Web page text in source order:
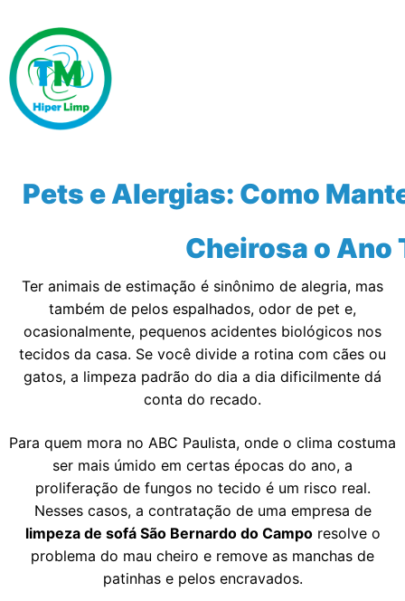
Pets e Alergias: Como
Cheirosa o Ano
Ter animais de estimação é sinônimo de alegria, mas
também de pelos espalhados, odor de pet e,
ocasionalmente, pequenos acidentes biológicos nos
tecidos da casa. Se você divide a rotina com cães ou
gatos, a limpeza padrão do dia a dia dificilmente dá
conta do recado.
Para quem mora no ABC Paulista, onde o clima costuma
ser mais úmido em certas épocas do ano, a
proliferação de fungos no tecido é um risco real.
Nesses casos, a contratação de uma empresa de
limpeza de sofá São Bernardo do Camporesolve o
problema do mau cheiro e remove as manchas de
patinhas e pelos encravados.